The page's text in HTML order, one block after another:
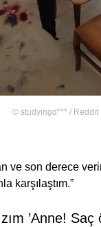
© studyingd*** / Reddit
ve son derece
karşılaştım.”
’Anne! Saç